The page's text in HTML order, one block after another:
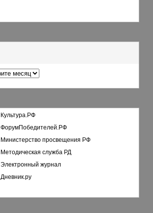
Культура.РФ
ФорумПобедителей.РФ
Министерство просвещения РФ
Методическая служба РД
Электронный журнал
Дневник.ру